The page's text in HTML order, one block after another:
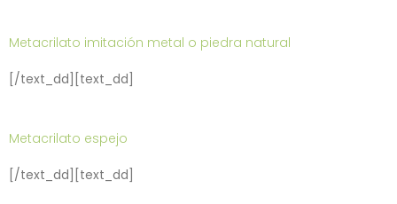
Metacrilato imitación metal o piedra natural
[/text_dd][text_dd]
Metacrilato espejo
[/text_dd][text_dd]